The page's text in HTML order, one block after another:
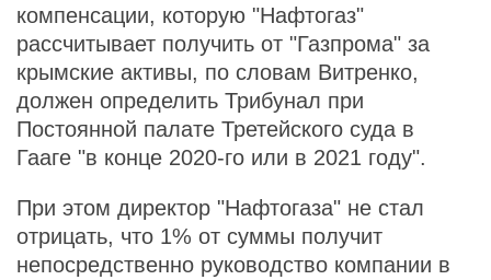
компенсации, которую "Нафтогаз"
рассчитывает получить от "Газпрома" за
крымские активы, по словам Витренко,
должен определить Трибунал при
Постоянной палате Третейского суда в
Гааге "в конце 2020-го или в 2021 году".
При этом директор "Нафтогаза" не стал
отрицать, что 1% от суммы получит
непосредственно руководство компании в